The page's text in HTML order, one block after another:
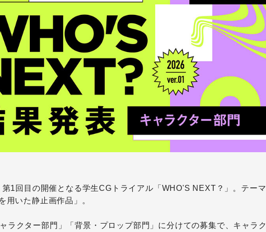
1回目の開催となる学生CGトライアル「WHO'S NEXT？」。テーマ
用いた静止画作品」。
ラクター部門」「背景・プロップ部門」に分けての募集で、キャラク